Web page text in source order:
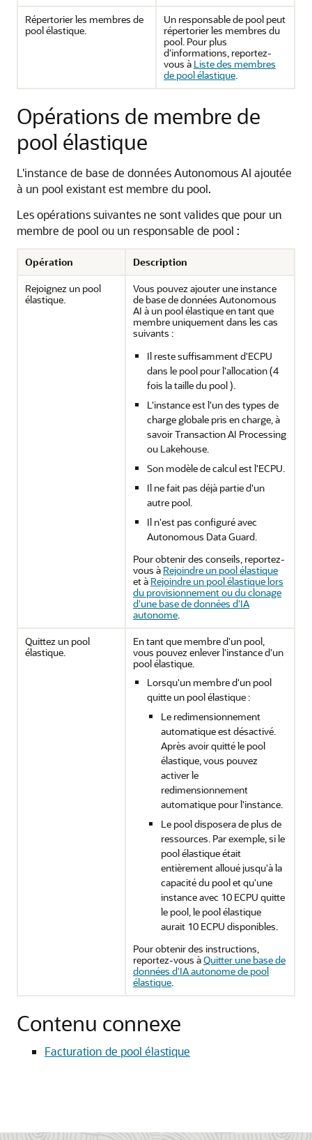
Répertorier les membres de
pool élastique.
Un responsable de pool peut
répertorier les membres du
pool. Pour plus
d'informations, reportez-
vous à Liste des membres
de pool élastique.
Opérations de membre de
pool élastique
L'instance de base de données Autonomous AI ajoutée
à un pool existant est membre du pool.
Les opérations suivantes ne sont valides que pour un
membre de pool ou un responsable de pool :
Opération
Description
Rejoignez un pool
élastique.
Vous pouvez ajouter une instance
de base de données Autonomous
AI à un pool élastique en tant que
membre uniquement dans les cas
suivants :
Il reste suffisamment d'ECPU
dans le pool pour l'allocation (4
fois la taille du pool ).
L'instance est l'un des types de
charge globale pris en charge, à
savoir Transaction AI Processing
ou Lakehouse.
Son modèle de calcul est l'ECPU.
Il ne fait pas déjà partie d'un
autre pool.
Il n'est pas configuré avec
Autonomous Data Guard.
Pour obtenir des conseils, reportez-
vous à Rejoindre un pool élastique
et à Rejoindre un pool élastique lors
du provisionnement ou du clonage
d'une base de données d'IA
autonome.
Quittez un pool
élastique.
En tant que membre d'un pool,
vous pouvez enlever l'instance d'un
pool élastique.
Lorsqu'un membre d'un pool
quitte un pool élastique :
Le redimensionnement
automatique est désactivé.
Après avoir quitté le pool
élastique, vous pouvez
activer le
redimensionnement
automatique pour l'instance.
Le pool disposera de plus de
ressources. Par exemple, si le
pool élastique était
entièrement alloué jusqu'à la
capacité du pool et qu'une
instance avec 10 ECPU quitte
le pool, le pool élastique
aurait 10 ECPU disponibles.
Pour obtenir des instructions,
reportez-vous àQuitter une base de
données d'IA autonome de pool
élastique.
Contenu connexe
Facturation de pool élastique